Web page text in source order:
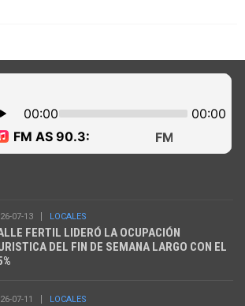
07-13 LOCALES
FERTIL LIDERÓ LA OCUPACIÓN
DEL FIN DE SEMANA LARGO CON EL
07-11 LOCALES